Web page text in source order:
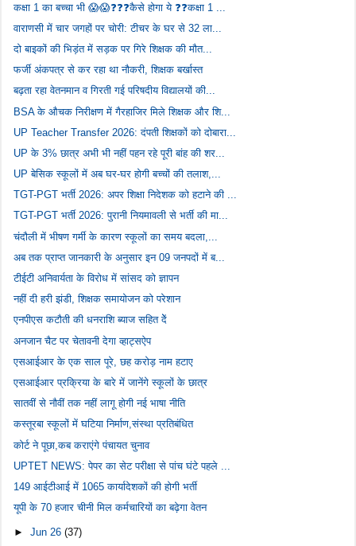
कक्षा 1 का बच्चा भी 😱😱❓❓❓कैसे होगा ये ❓❓कक्षा 1 ...
वाराणसी में चार जगहों पर चोरी: टीचर के घर से 32 ला...
दो बाइकों की भिड़ंत में सड़क पर गिरे शिक्षक की मौत...
फर्जी अंकपत्र से कर रहा था नौकरी, शिक्षक बर्खास्त
बढ़ता रहा वेतनमान व गिरती गई परिषदीय विद्यालयों की...
BSA के औचक निरीक्षण में गैरहाजिर मिले शिक्षक और शि...
UP Teacher Transfer 2026: दंपती शिक्षकों को दोबारा...
UP के 3% छात्र अभी भी नहीं पहन रहे पूरी बांह की शर...
UP बेसिक स्कूलों में अब घर-घर होगी बच्चों की तलाश,...
TGT-PGT भर्ती 2026: अपर शिक्षा निदेशक को हटाने की ...
TGT-PGT भर्ती 2026: पुरानी नियमावली से भर्ती की मा...
चंदौली में भीषण गर्मी के कारण स्कूलों का समय बदला,...
अब तक प्राप्त जानकारी के अनुसार इन 09 जनपदों में ब...
टीईटी अनिवार्यता के विरोध में सांसद को ज्ञापन
नहीं दी हरी झंडी, शिक्षक समायोजन को परेशान
एनपीएस कटौती की धनराशि ब्याज सहित देें
अनजान चैट पर चेतावनी देगा व्हाट्सऐप
एसआईआर के एक साल पूरे, छह करोड़ नाम हटाए
एसआईआर प्रक्रिया के बारे में जानेंगे स्कूलों के छात्र
सातवीं से नौवीं तक नहीं लागू होगी नई भाषा नीति
कस्तूरबा स्कूलों में घटिया निर्माण,संस्था प्रतिबंधित
कोर्ट ने पूछा,कब कराएंगे पंचायत चुनाव
UPTET NEWS: पेपर का सेट परीक्षा से पांच घंटे पहले ...
149 आईटीआई में 1065 कार्यादेशकों की होगी भर्ती
यूपी के 70 हजार चीनी मिल कर्मचारियों का बढ़ेगा वेतन
►Jun 26(37)